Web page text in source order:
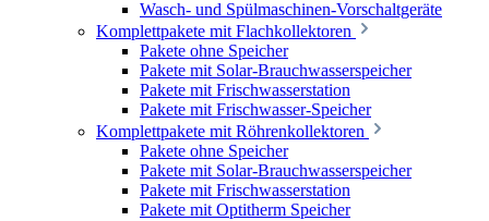
Wasch- und Spülmaschinen-Vorschaltgeräte
Komplettpakete mit Flachkollektoren
Pakete ohne Speicher
Pakete mit Solar-Brauchwasserspeicher
Pakete mit Frischwasserstation
Pakete mit Frischwasser-Speicher
Komplettpakete mit Röhrenkollektoren
Pakete ohne Speicher
Pakete mit Solar-Brauchwasserspeicher
Pakete mit Frischwasserstation
Pakete mit Optitherm Speicher